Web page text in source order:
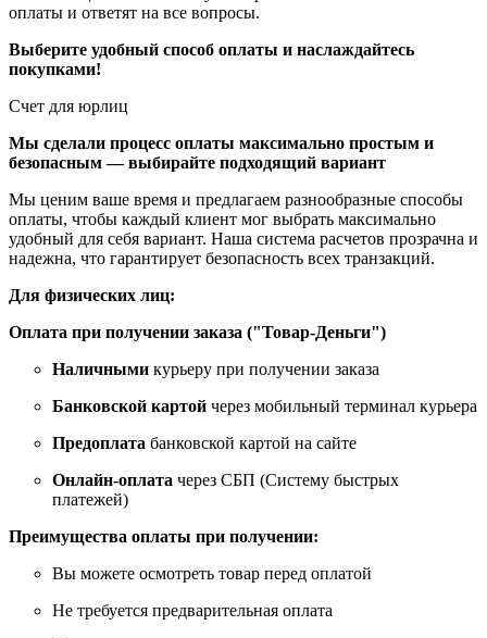
оплаты и ответят на все вопросы.
Выберите удобный способ оплаты и наслаждайтесь
покупками!
Счет для юрлиц
Мы сделали процесс оплаты максимально простым и
безопасным — выбирайте подходящий вариант
Мы ценим ваше время и предлагаем разнообразные способы
оплаты, чтобы каждый клиент мог выбрать максимально
удобный для себя вариант. Наша система расчетов прозрачна и
надежна, что гарантирует безопасность всех транзакций.
Для физических лиц:
Оплата при получении заказа ("Товар-Деньги")
Наличными курьеру при получении заказа
Банковской картой через мобильный терминал курьера
Предоплата банковской картой на сайте
Онлайн-оплата через СБП (Систему быстрых
платежей)
Преимущества оплаты при получении:
Вы можете осмотреть товар перед оплатой
Не требуется предварительная оплата